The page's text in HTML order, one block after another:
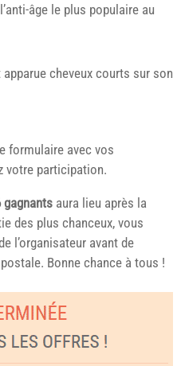
âge le plus populaire au
cheveux courts sur son
formulaire avec vos
votre participation.
gagnants aura lieu après la
des plus chanceux, vous
l’organisateur avant de
Bonne chance à tous !